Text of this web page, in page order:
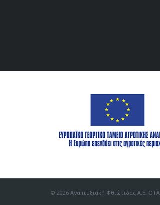
© 2026 Αναπτυξιακή Φθιώτιδας Α.Ε. ΟΤΑ